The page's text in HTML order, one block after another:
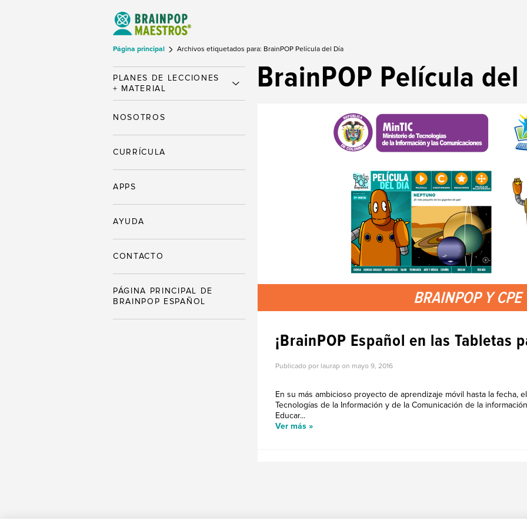
Página principal Archivos etiquetados para: BrainPOP Película del Día
BrainPOP Película del
BRAINPOP Y CPE
¡BrainPOP Español en las Tabletas
Publicado por laurap on mayo 9, 2016
En su más ambicioso proyecto de aprendizaje móvil hasta la fecha,
Tecnologías de la Información y de la Comunicación de la
Educar...
Ver más »
PLANES DE LECCIONES
+ MATERIAL
NOSOTROS
CURRÍCULA
APPS
AYUDA
CONTACTO
PÁGINA PRINCIPAL DE
BRAINPOP ESPAÑOL